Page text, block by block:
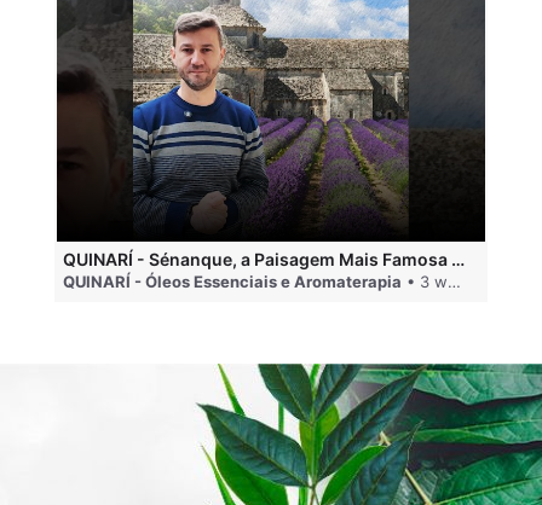
QUINARÍ - Sénanque, a Paisagem Mais Famosa da Aromaterapia
QUINARÍ - Óleos Essenciais e Aromaterapia • 3 weeks ago